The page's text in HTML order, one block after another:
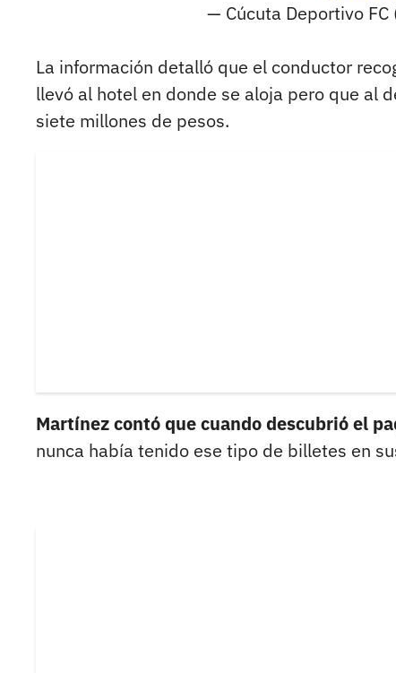
— Cúcuta Deportivo FC
La información detalló que el conductor
llevó al hotel en donde se aloja pero que al
siete millones de pesos.
Martínez contó que cuando descubrió el
nunca había tenido ese tipo de billetes en